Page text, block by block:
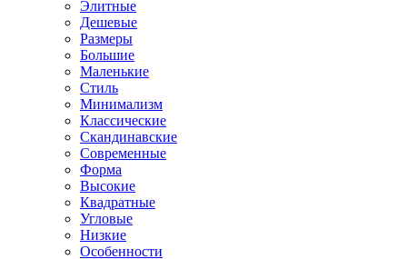
Элитные
Дешевые
Размеры
Большие
Маленькие
Стиль
Минимализм
Классические
Скандинавские
Современные
Форма
Высокие
Квадратные
Угловые
Низкие
Особенности